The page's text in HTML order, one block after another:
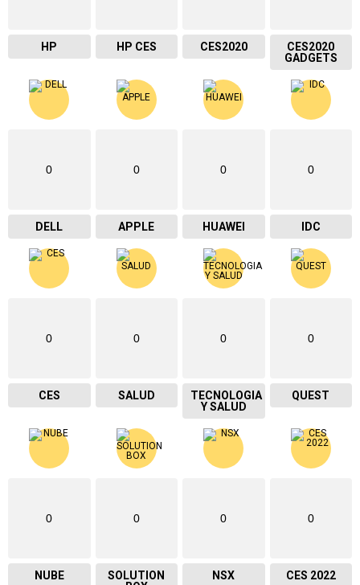
HP HP CES CES2020
CES2020
GADGETS
0
DELL
0
APPLE
0
HUAWEI
0
IDC
0
CES
0
SALUD
0
TECNOLOGIA
Y SALUD
0
QUEST
0
NUBE
0
SOLUTION
0
NSX
0
CES 2022